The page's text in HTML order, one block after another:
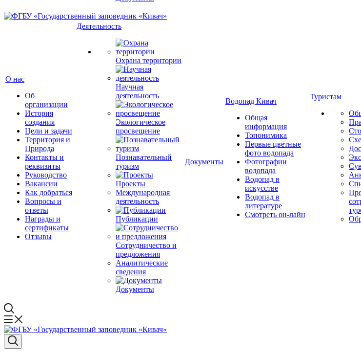
О нас
Об
организации
История
создания
Цели и задачи
Территория и
Природа
Контакты и
реквизиты
Руководство
Вакансии
Как добраться
Вопросы и
ответы
Награды и
сертификаты
Отзывы
Деятельность
Охрана территории
Научная
деятельность
Экологическое
просвещение
Познавательный
туризм
Проекты
Международная
деятельность
Публикации
Сотрудничество и
предложения
Аналитические
сведения
Документы
Документы
Водопад Кивач
Общая
информация
Топонимика
Первые цветные
фото водопада
Фотографии
водопада
Водопад в
искусстве
Водопад в
литературе
Смотреть он-лайн
Туристам